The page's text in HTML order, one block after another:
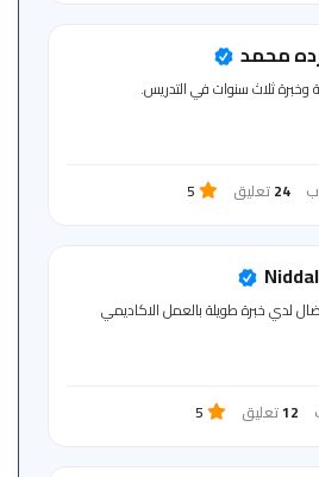
محمد
وخبرة ثلاث سنوات في التدريس.
24تعليق 5
لدي خبرة طويلة بالعمل الاكاديمي
12تعليق 5